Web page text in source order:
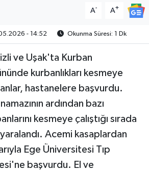
A- A+
- 14:52 Okunma Süresi: 1 Dk
ve Uşak'ta Kurban
kurbanlıkları kesmeye
hastanelere başvurdu.
ardından bazı
kesmeye çalıştığı sırada
Acemi kasaplardan
Ege Üniversitesi Tıp
başvurdu. El ve